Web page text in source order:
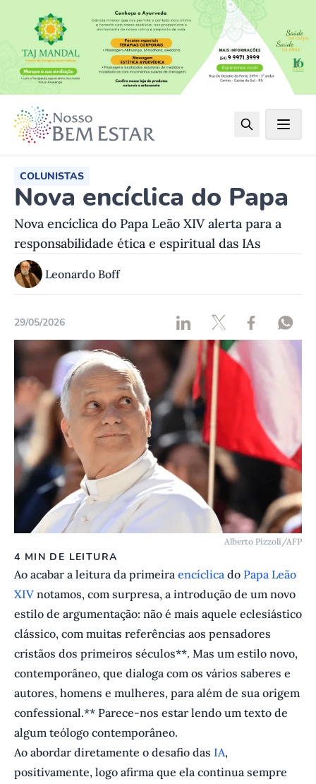
COLUNISTAS
Nova encíclica do Papa
Nova encíclica do Papa Leão XIV alerta para a
responsabilidade ética e espiritual das IAs
Leonardo Boff
29/05/2026
Alberto Pizzoli/AFP
4 MIN DE LEITURA
Ao acabar a leitura da primeira encíclica do Papa Leão
XIV notamos, com surpresa, a introdução de um novo
estilo de argumentação: não é mais aquele eclesiástico
clássico, com muitas referências aos pensadores
cristãos dos primeiros séculos**. Mas um estilo novo,
contemporâneo, que dialoga com os vários saberes e
autores, homens e mulheres, para além de sua origem
confessional.** Parece-nos estar lendo um texto de
algum teólogo contemporâneo.
Ao abordar diretamente o desafio das IA,
positivamente, logo afirma que ela continua sempre